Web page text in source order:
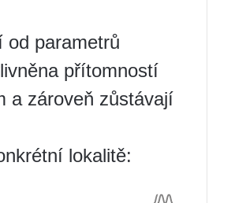
od parametrů
přítomností
a zároveň zůstávají
lokalitě: